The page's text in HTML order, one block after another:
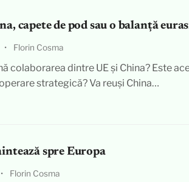
capete de pod sau o balanță
• Florin Cosma
colaborarea dintre UE și China? Este
strategică? Va reuși China…
spre Europa
• Florin Cosma